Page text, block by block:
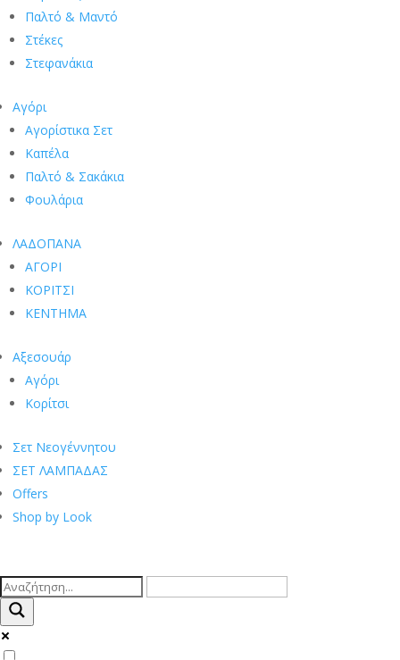
Παλτό & Μαντό
Στέκες
Στεφανάκια
Αγόρι
Αγορίστικα Σετ
Καπέλα
Παλτό & Σακάκια
Φουλάρια
ΛΑΔΟΠΑΝΑ
ΑΓΟΡΙ
ΚΟΡΙΤΣΙ
ΚΕΝΤΗΜΑ
Αξεσουάρ
Αγόρι
Κορίτσι
Σετ Νεογέννητου
ΣΕΤ ΛΑΜΠΑΔΑΣ
Offers
Shop by Look